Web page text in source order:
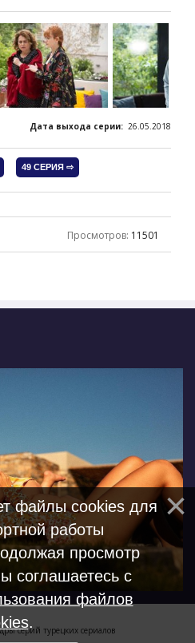
Дата выхода серии: 26.05.2018
Просмотров: 11501
серий турецких сериалов
файлы cookies для
работы
просмотр
соглашаетесь с
файлов
.